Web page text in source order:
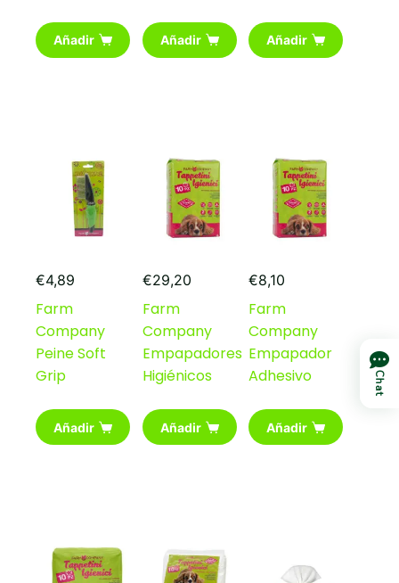
Añadir Añadir Añadir
€4,89
Farm
Company
Peine Soft
Grip
Añadir
€29,20
Farm
Company
Empapadores
Higiénicos
Añadir
€8,10
Farm
Company
Empapador
Adhesivo
Añadir
Chat